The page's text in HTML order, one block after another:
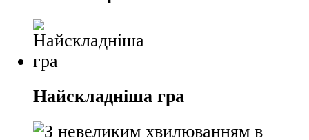
Найскладніша гра